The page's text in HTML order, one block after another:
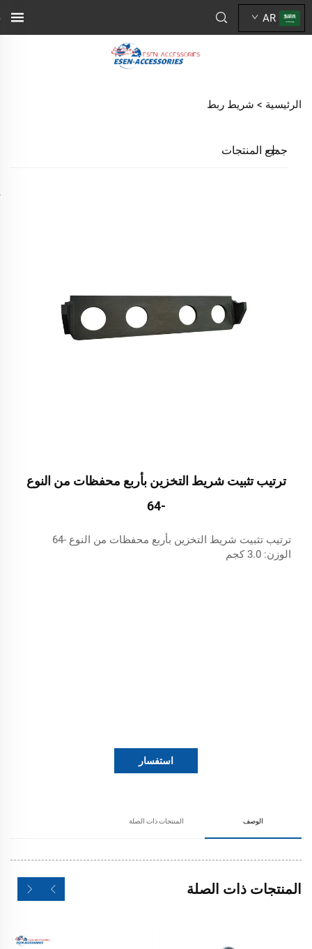
AR
الرئيسية > شريط ربط
جميع المنتجات
ترتيب تثبيت شريط التخزين بأربع محفظات من النوع
-64
ترتيب تثبيت شريط التخزين بأربع محفظات من النوع -64
الوزن: 3.0 كجم
استفسار
الوصف المنتجات ذات الصلة
المنتجات ذات الصلة